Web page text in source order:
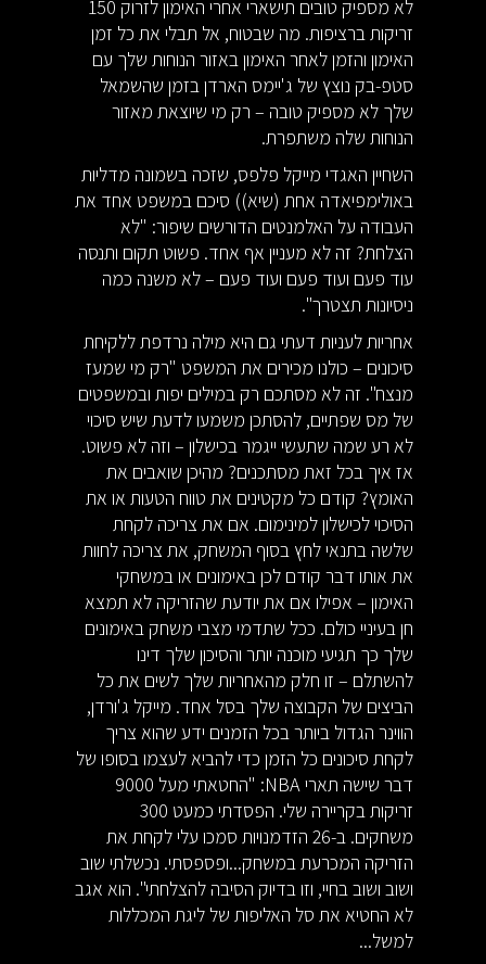
לא מספיק טובים תישארי אחרי האימון לזרוק 150
זריקות ברציפות. מה שבטוח, אל תבלי את כל זמן
האימון והזמן לאחר האימון באזור הנוחות שלך עם
סטפ-בק נוצץ של ג'יימס הארדן בזמן שהשמאל
שלך לא מספיק טובה – רק מי שיוצאת מאזור
הנוחות שלה משתפרת.
השחיין האגדי מייקל פלפס, שזכה בשמונה מדליות
באולימפיאדה אחת (שיא)) סיכם במשפט אחד את
העבודה על האלמנטים הדורשים שיפור: "לא
הצלחת? זה לא מעניין אף אחד. פשוט תקום ותנסה
עוד פעם ועוד פעם ועוד פעם – לא משנה כמה
ניסיונות תצטרך".
אחריות לעניות דעתי גם היא מילה נרדפת ללקיחת
סיכונים – כולנו מכירים את המשפט "רק מי שמעז
מנצח". זה לא מסתכם רק במילים יפות ובמשפטים
של מס שפתיים, להסתכן משמעו לדעת שיש סיכוי
לא רע שמה שתעשי ייגמר בכישלון – וזה לא פשוט.
אז איך בכל זאת מסתכנים? מהיכן שואבים את
האומץ? קודם כל מקטינים את טווח הטעות או את
הסיכוי לכישלון למינימום. אם את צריכה לקחת
שלשה בתנאי לחץ בסוף המשחק, את צריכה לחוות
את אותו דבר קודם לכן באימונים או במשחקי
האימון – אפילו אם את יודעת שהזריקה לא תמצא
חן בעיניי כולם. ככל שתדמי מצבי משחק באימונים
שלך כך תגיעי מוכנה יותר והסיכון שלך דינו
להשתלם – זו חלק מהאחריות שלך לשים את כל
הביצים של הקבוצה שלך בסל אחד. מייקל ג'ורדן,
הווינר הגדול ביותר בכל הזמנים ידע שהוא צריך
לקחת סיכונים כל הזמן כדי להביא לעצמו בסופו של
דבר שישה תארי NBA: "החטאתי מעל 9000
זריקות בקריירה שלי. הפסדתי כמעט 300
משחקים. ב-26 הזדמנויות סמכו עלי לקחת את
הזריקה המכרעת במשחק...ופספסתי. נכשלתי שוב
ושוב ושוב בחיי, וזו בדיוק הסיבה להצלחתי". הוא אגב
לא החטיא את סל האליפות של ליגת המכללות
למשל...